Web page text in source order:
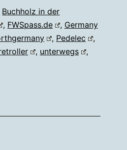
Buchholz in der
, FWSpass.de , Germany
, Pedelec
,
, unterwegs
,